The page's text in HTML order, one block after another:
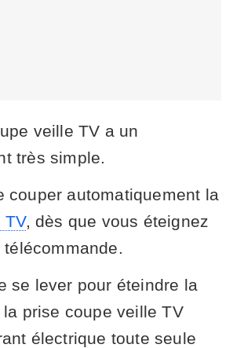
veille TV a un
très simple.
couper automatiquement la
TV, dès que vous éteignez
se lever pour éteindre la
prise coupe veille TV
électrique toute seule